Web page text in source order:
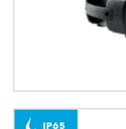
IP65